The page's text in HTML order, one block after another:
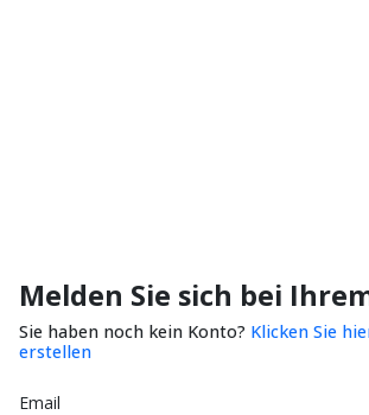
Melden Sie sich bei
Sie haben noch kein Konto? Klicken Sie
erstellen
Email